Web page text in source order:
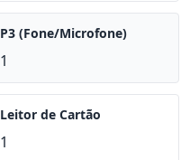
P3 (Fone/Microfone)
1
Leitor de Cartão
1